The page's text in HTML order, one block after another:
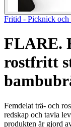
Fritid - Picknick
FLARE.
rostfritt
Femdelat trä- och
redskap och tavla
produkten är gjord